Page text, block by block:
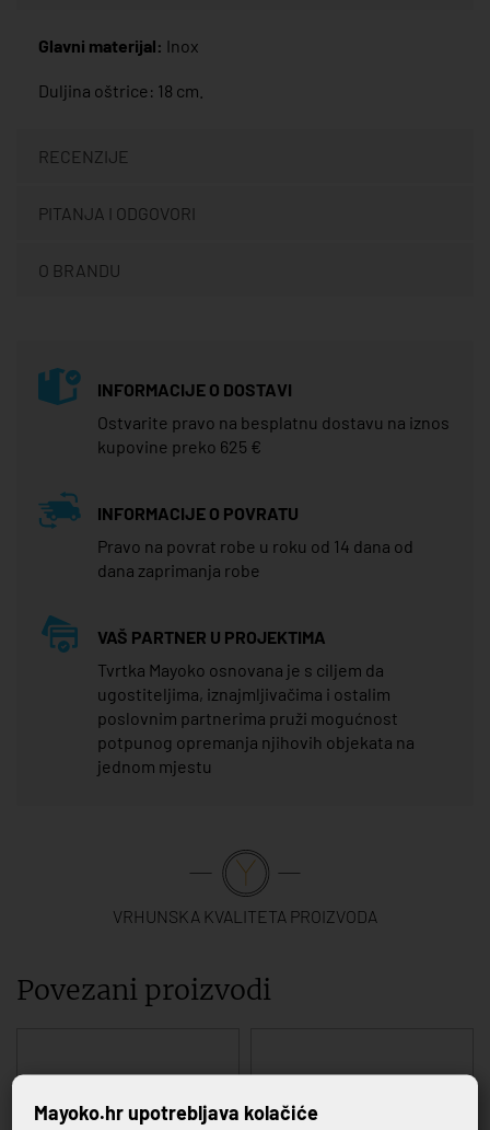
Glavni materijal: Inox
Duljina oštrice: 18 cm.
RECENZIJE
PITANJA I ODGOVORI
O BRANDU
INFORMACIJE O DOSTAVI
Ostvarite pravo na besplatnu dostavu na iznos
kupovine preko 625 €
INFORMACIJE O POVRATU
Pravo na povrat robe u roku od 14 dana od
dana zaprimanja robe
VAŠ PARTNER U PROJEKTIMA
Tvrtka Mayoko osnovana je s ciljem da
ugostiteljima, iznajmljivačima i ostalim
poslovnim partnerima pruži mogućnost
potpunog opremanja njihovih objekata na
jednom mjestu
VRHUNSKA KVALITETA PROIZVODA
Povezani proizvodi
Mayoko.hr upotrebljava kolačiće